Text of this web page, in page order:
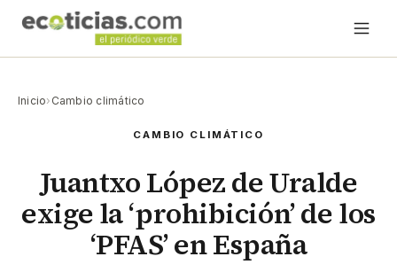
Inicio› Cambio climático
CAMBIO CLIMÁTICO
Juantxo López de Uralde
exige la ‘prohibición’ de los
‘PFAS’ en España